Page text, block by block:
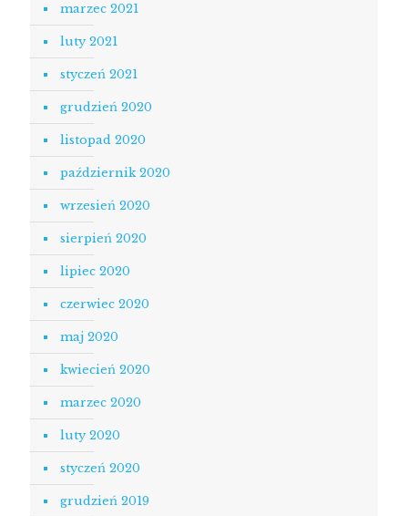
marzec 2021
luty 2021
styczeń 2021
grudzień 2020
listopad 2020
październik 2020
wrzesień 2020
sierpień 2020
lipiec 2020
czerwiec 2020
maj 2020
kwiecień 2020
marzec 2020
luty 2020
styczeń 2020
grudzień 2019